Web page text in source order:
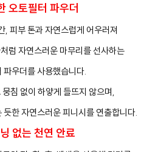
오토필터 파우더
, 피부 톤과 자연스럽게 어우러져
럼 자연스러운 마무리를 선사하는
파우더를 사용했습니다.
침 없이 하얗게 들뜨지 않으며,
한 자연스러운 피니시를 연출합니다.
없는 천연 안료